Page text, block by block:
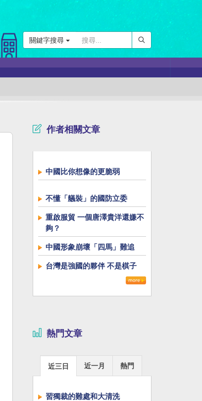
關鍵字搜尋
作者相關文章
中國比你想像的更脆弱
不懂「艤裝」的國防立委
重啟服貿 一個唐澤貴洋還嫌不
夠？
中國形象崩壞「四馬」難追
台灣是強國的夥伴 不是棋子
熱門文章
近三日 近一月 熱門
習獨裁的難處和大清洗